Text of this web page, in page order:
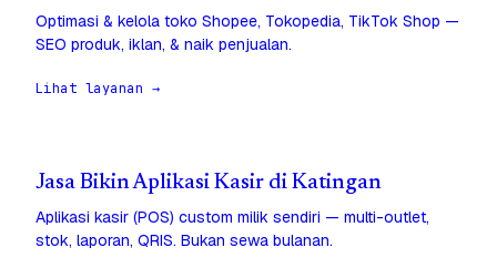
Optimasi & kelola toko Shopee, Tokopedia, TikTok Shop —
SEO produk, iklan, & naik penjualan.
Lihat layanan →
Jasa Bikin Aplikasi Kasir di Katingan
Aplikasi kasir (POS) custom milik sendiri — multi-outlet,
stok, laporan, QRIS. Bukan sewa bulanan.